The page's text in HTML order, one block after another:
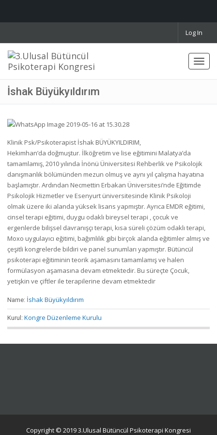
Log In
İshak Büyükyıldırım
Klinik Psk/Psikoterapist İshak BÜYÜKYILDIRIM,
Hekimhan’da doğmuştur. İlköğretim ve lise eğitimini Malatya’da
tamamlamış, 2010 yılında İnönü Üniversitesi Rehberlik ve Psikolojik
danışmanlık bölümünden mezun olmuş ve aynı yıl çalışma hayatına
başlamıştır. Ardından Necmettin Erbakan Üniversitesi’nde Eğitimde
Psikolojik Hizmetler ve Esenyurt üniversitesinde Klinik Psikoloji
olmak üzere iki alanda yüksek lisans yapmıştır. Ayrıca EMDR eğitimi,
cinsel terapi eğitimi, duygu odaklı bireysel terapi , çocuk ve
ergenlerde bilişsel davranışçı terapi, kısa süreli çözüm odaklı terapi,
Moxo uygulayıcı eğitimi, bağımlılık gibi birçok alanda eğitimler almış ve
çeşitli kongrelerde bildiri ve panel sunumları yapmıştır. Bütüncül
psikoterapi eğitiminin teorik aşamasını tamamlamış ve halen
formülasyon aşamasına devam etmektedir. Bu süreçte Çocuk,
yetişkin ve çiftler ile terapilerine devam etmektedir
Name: İshak Büyükyıldırım
Kurul: Kongre Düzenleme Kurulu
Copyright © 2019 3.Ulusal Bütüncül Psikoterapi Kongresi